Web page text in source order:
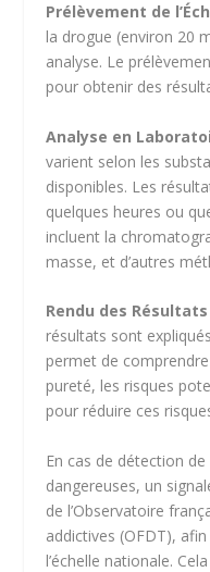
Prélèvement de
la drogue (environ 20
analyse. Le
pour obtenir des
Analyse en
varient selon les
disponibles. Les
quelques heures ou
incluent la
masse, et d’autres
Rendu des Résultats
résultats sont
permet de
pureté, les risques
pour réduire ces
En cas de détection
dangereuses, un
de l’Observatoire
addictives (OFDT),
l’échelle nationale.